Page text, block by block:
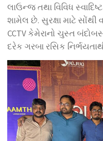
લાઉન્જ તથા વિવિધ
શામેલ છે. સુરક્ષા માટે સોંથી
CCTV કેમેરાનો ચુસ્ત
દરેક ગરબા રસિક